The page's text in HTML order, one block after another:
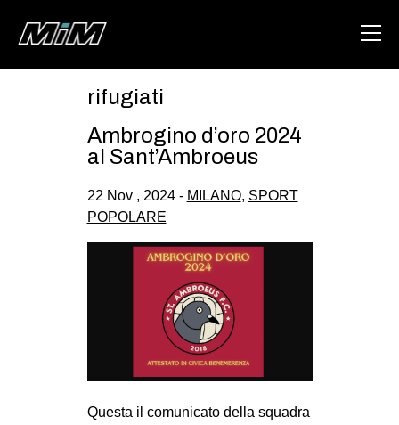
ABOUT
AREA
DEGENERAZIONE
GAZA FREESTYLE
CSOA LAMBRETTA
MSM
STUDENTI TSUNAMI
MILANO
rifugiati
Ambrogino d’oro 2024
al Sant’Ambroeus
22 Nov , 2024 - MILANO, SPORT
POPOLARE
Questa il comunicato della squadra